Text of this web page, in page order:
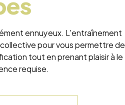
ennuyeux. L'entraînement
pour vous permettre de
tout en prenant plaisir à le
requise.